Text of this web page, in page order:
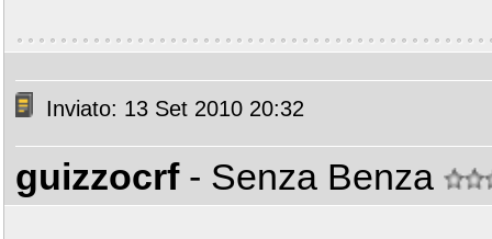
Inviato: 13 Set 2010 20:32
guizzocrf - Senza Benza